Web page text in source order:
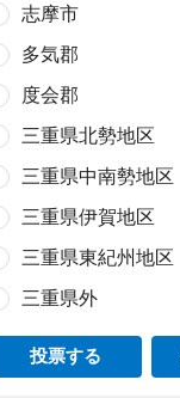
志摩市
多気郡
度会郡
三重県北勢地区
三重県中南勢地区
三重県伊賀地区
三重県東紀州地区
三重県外
投票する